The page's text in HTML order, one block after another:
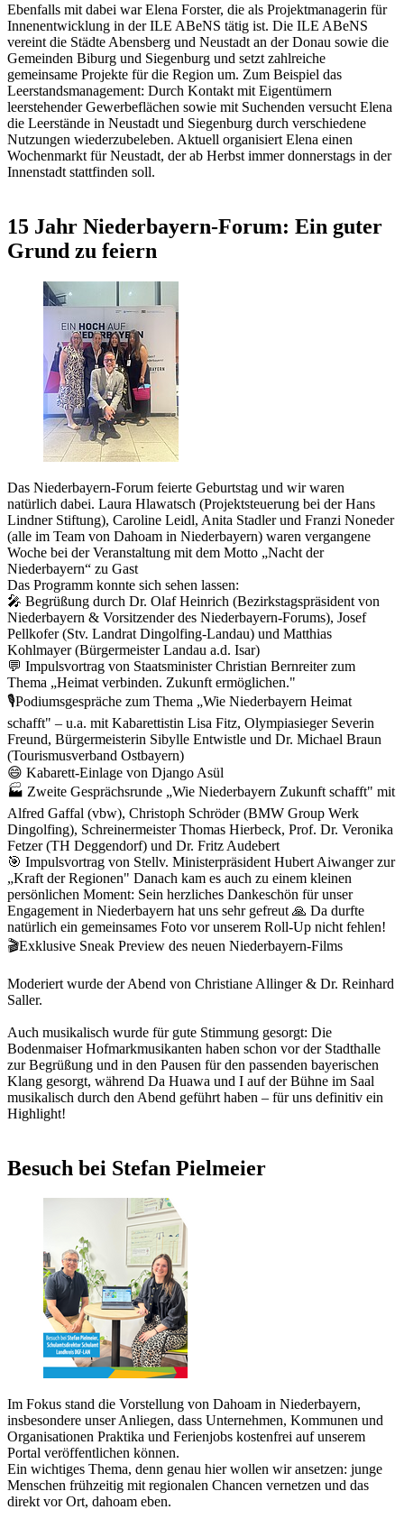
Ebenfalls mit dabei war Elena Forster, die als Projektmanagerin für
Innenentwicklung in der ILE ABeNS tätig ist. Die ILE ABeNS
vereint die Städte Abensberg und Neustadt an der Donau sowie die
Gemeinden Biburg und Siegenburg und setzt zahlreiche
gemeinsame Projekte für die Region um. Zum Beispiel das
Leerstandsmanagement: Durch Kontakt mit Eigentümern
leerstehender Gewerbeflächen sowie mit Suchenden versucht Elena
die Leerstände in Neustadt und Siegenburg durch verschiedene
Nutzungen wiederzubeleben. Aktuell organisiert Elena einen
Wochenmarkt für Neustadt, der ab Herbst immer donnerstags in der
Innenstadt stattfinden soll.
15 Jahr Niederbayern-Forum: Ein guter
Grund zu feiern
Das Niederbayern-Forum feierte Geburtstag und wir waren
natürlich dabei. Laura Hlawatsch (Projektsteuerung bei der Hans
Lindner Stiftung), Caroline Leidl, Anita Stadler und Franzi Noneder
(alle im Team von Dahoam in Niederbayern) waren vergangene
Woche bei der Veranstaltung mit dem Motto „Nacht der
Niederbayern“ zu Gast
Das Programm konnte sich sehen lassen:
🎤 Begrüßung durch Dr. Olaf Heinrich (Bezirkstagspräsident von
Niederbayern & Vorsitzender des Niederbayern-Forums), Josef
Pellkofer (Stv. Landrat Dingolfing-Landau) und Matthias
Kohlmayer (Bürgermeister Landau a.d. Isar)
💬 Impulsvortrag von Staatsminister Christian Bernreiter zum
Thema „Heimat verbinden. Zukunft ermöglichen."
🎙️Podiumsgespräche zum Thema „Wie Niederbayern Heimat
schafft" – u.a. mit Kabarettistin Lisa Fitz, Olympiasieger Severin
Freund, Bürgermeisterin Sibylle Entwistle und Dr. Michael Braun
(Tourismusverband Ostbayern)
😄 Kabarett-Einlage von Django Asül
🏭 Zweite Gesprächsrunde „Wie Niederbayern Zukunft schafft" mit
Alfred Gaffal (vbw), Christoph Schröder (BMW Group Werk
Dingolfing), Schreinermeister Thomas Hierbeck, Prof. Dr. Veronika
Fetzer (TH Deggendorf) und Dr. Fritz Audebert
🎯 Impulsvortrag von Stellv. Ministerpräsident Hubert Aiwanger zur
„Kraft der Regionen" Danach kam es auch zu einem kleinen
persönlichen Moment: Sein herzliches Dankeschön für unser
Engagement in Niederbayern hat uns sehr gefreut 🙏 Da durfte
natürlich ein gemeinsames Foto vor unserem Roll-Up nicht fehlen!
🎬Exklusive Sneak Preview des neuen Niederbayern-Films
Moderiert wurde der Abend von Christiane Allinger & Dr. Reinhard
Saller.
Auch musikalisch wurde für gute Stimmung gesorgt: Die
Bodenmaiser Hofmarkmusikanten haben schon vor der Stadthalle
zur Begrüßung und in den Pausen für den passenden bayerischen
Klang gesorgt, während Da Huawa und I auf der Bühne im Saal
musikalisch durch den Abend geführt haben – für uns definitiv ein
Highlight!
Besuch bei Stefan Pielmeier
Im Fokus stand die Vorstellung von Dahoam in Niederbayern,
insbesondere unser Anliegen, dass Unternehmen, Kommunen und
Organisationen Praktika und Ferienjobs kostenfrei auf unserem
Portal veröffentlichen können.
Ein wichtiges Thema, denn genau hier wollen wir ansetzen: junge
Menschen frühzeitig mit regionalen Chancen vernetzen und das
direkt vor Ort, dahoam eben.